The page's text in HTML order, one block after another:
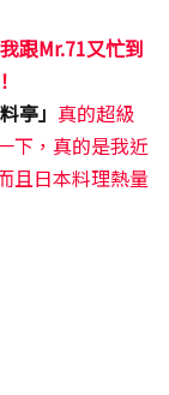
跟Mr.71又忙到
亭」 真的超級
下，真的是我近
且日本料理熱量